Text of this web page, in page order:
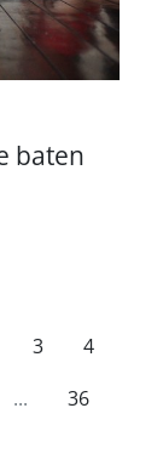
baten
3 4
... 36